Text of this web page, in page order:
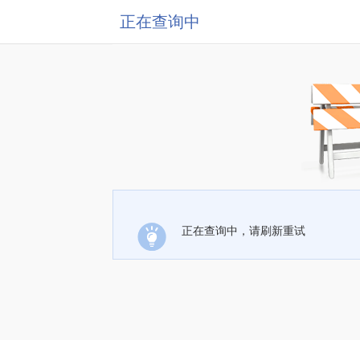
正在查询中
正在查询中，请刷新重试